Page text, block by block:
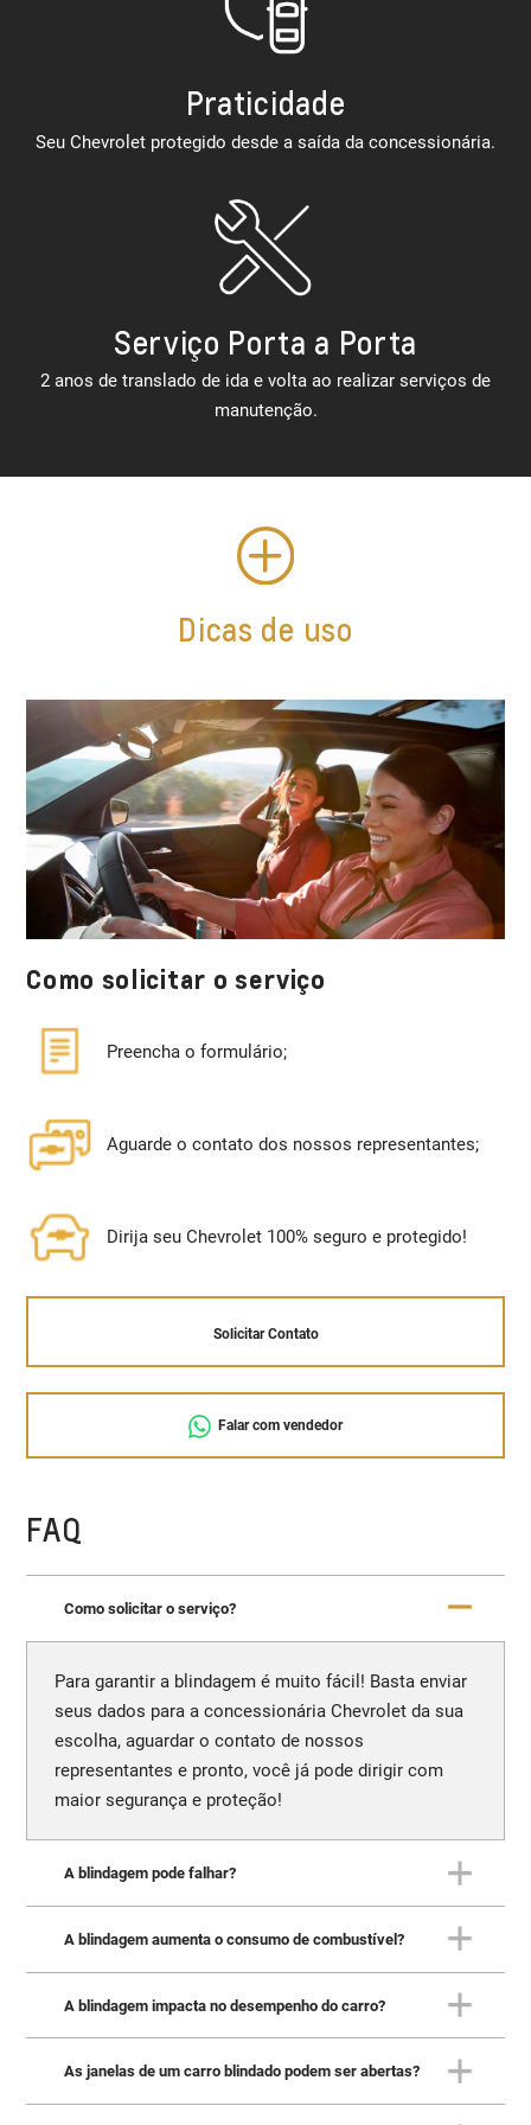
Praticidade
Seu Chevrolet protegido desde a saída da concessionária.
Serviço Porta a Porta
2 anos de translado de ida e volta ao realizar serviços de
manutenção.
Dicas de uso
Como solicitar o serviço
Preencha o formulário;
Aguarde o contato dos nossos representantes;
Dirija seu Chevrolet 100% seguro e protegido!
Solicitar Contato
Falar com vendedor
FAQ
Como solicitar o serviço?
Para garantir a blindagem é muito fácil! Basta enviar
seus dados para a concessionária Chevrolet da sua
escolha, aguardar o contato de nossos
representantes e pronto, você já pode dirigir com
maior segurança e proteção!
A blindagem pode falhar?
Quando realizada corretamente, a blindagem não
apresenta quaisquer falhas. A Carbon, blindadora
recomendada pela Chevrolet, oferece garantia de 5
anos para assegurar suporte total.
A blindagem aumenta o consumo de combustível?
Sim. Com o aumento de carga gerado pela
blindagem - equivalente a dois ou três passageiros
adultos - o consumo de combustível também
aumenta, mas não se preocupe que não é nada
A blindagem impacta no desempenho do carro?
Devido à carga gerada, a blindagem pode, sim,
impactar o desempenho do veículo. Por essa razão,
As janelas de um carro blindado podem ser abertas?